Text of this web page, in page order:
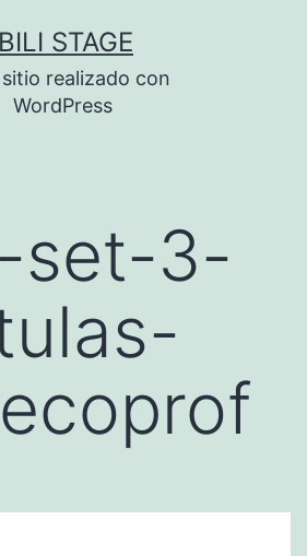
STAGE
realizado con
WordPress
set-3-